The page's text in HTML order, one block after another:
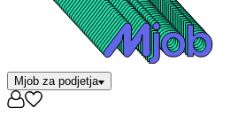
Mjob za podjetja